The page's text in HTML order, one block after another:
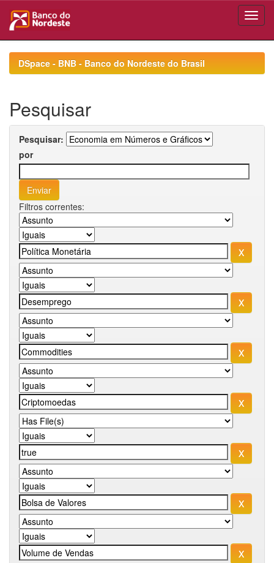
navigationDSpace - BNB - Banco do Nordeste do Brasil
Pesquisar
Pesquisar:
por
Filtros correntes: